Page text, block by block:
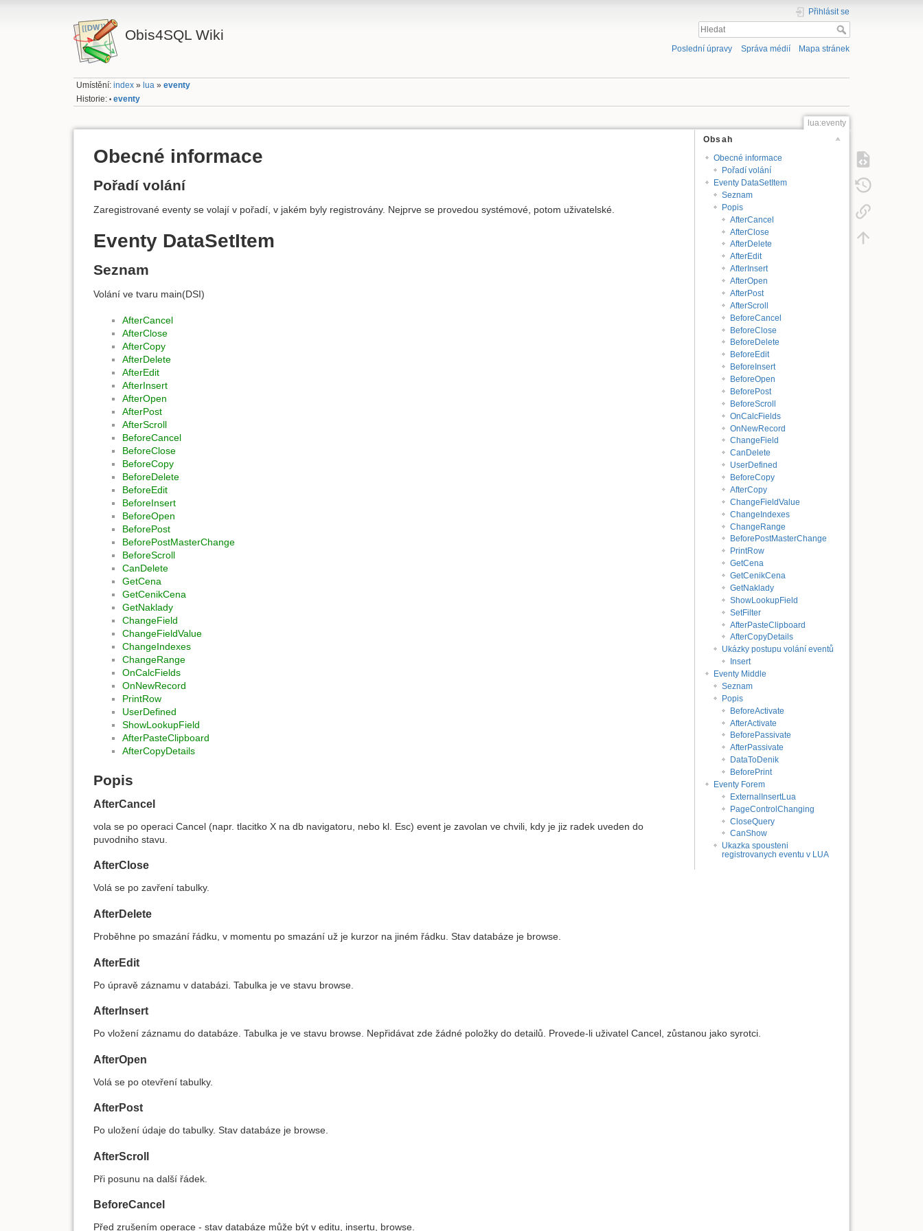
Obis4SQL Wiki
Přihlásit se
Poslední úpravy Správa médií Mapa stránek
Umístění:index » lua »eventy
Historie: • eventy
lua:eventy
Obsah
Obecné informace
Pořadí volání
Eventy DataSetItem
Seznam
Popis
AfterCancel
AfterClose
AfterDelete
AfterEdit
AfterInsert
AfterOpen
AfterPost
AfterScroll
BeforeCancel
BeforeClose
BeforeDelete
BeforeEdit
BeforeInsert
BeforeOpen
BeforePost
BeforeScroll
OnCalcFields
OnNewRecord
ChangeField
CanDelete
UserDefined
BeforeCopy
AfterCopy
ChangeFieldValue
ChangeIndexes
ChangeRange
BeforePostMasterChange
PrintRow
GetCena
GetCenikCena
GetNaklady
ShowLookupField
SetFilter
AfterPasteClipboard
AfterCopyDetails
Ukázky postupu volání eventů
Insert
Eventy Middle
Seznam
Popis
BeforeActivate
AfterActivate
BeforePassivate
AfterPassivate
DataToDenik
BeforePrint
Eventy Forem
ExternalInsertLua
PageControlChanging
CloseQuery
CanShow
Ukazka spousteni
registrovanych eventu v LUA
Obecné informace
Pořadí volání
Zaregistrované eventy se volají v pořadí, v jakém byly registrovány. Nejprve se provedou systémové, potom uživatelské.
Eventy DataSetItem
Seznam
Volání ve tvaru main(DSI)
AfterCancel
AfterClose
AfterCopy
AfterDelete
AfterEdit
AfterInsert
AfterOpen
AfterPost
AfterScroll
BeforeCancel
BeforeClose
BeforeCopy
BeforeDelete
BeforeEdit
BeforeInsert
BeforeOpen
BeforePost
BeforePostMasterChange
BeforeScroll
CanDelete
GetCena
GetCenikCena
GetNaklady
ChangeField
ChangeFieldValue
ChangeIndexes
ChangeRange
OnCalcFields
OnNewRecord
PrintRow
UserDefined
ShowLookupField
AfterPasteClipboard
AfterCopyDetails
Popis
AfterCancel
vola se po operaci Cancel (napr. tlacitko X na db navigatoru, nebo kl. Esc) event je zavolan ve chvili, kdy je jiz radek uveden do
puvodniho stavu.
AfterClose
Volá se po zavření tabulky.
AfterDelete
Proběhne po smazání řádku, v momentu po smazání už je kurzor na jiném řádku. Stav databáze je browse.
AfterEdit
Po úpravě záznamu v databázi. Tabulka je ve stavu browse.
AfterInsert
Po vložení záznamu do databáze. Tabulka je ve stavu browse. Nepřidávat zde žádné položky do detailů. Provede-li uživatel Cancel, zůstanou jako syrotci.
AfterOpen
Volá se po otevření tabulky.
AfterPost
Po uložení údaje do tabulky. Stav databáze je browse.
AfterScroll
Při posunu na další řádek.
BeforeCancel
Před zrušením operace - stav databáze může být v editu, insertu, browse.